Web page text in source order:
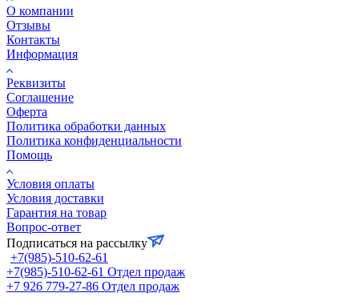
О компании
Отзывы
Контакты
Информация
Реквизиты
Соглашение
Оферта
Политика обработки данных
Политика конфиденциальности
Помощь
Условия оплаты
Условия доставки
Гарантия на товар
Вопрос-ответ
Подписаться на рассылку
+7(985)-510-62-61
+7(985)-510-62-61 Отдел продаж
‪+7 926 779-27-86‬ Отдел продаж